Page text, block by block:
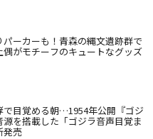
ーカーも！青森の縄文遺跡群で
偶がモチーフのキュートなグッズ
で目覚める朝…1954年公開『ゴジ
源を搭載した「ゴジラ音声目覚ま
発売